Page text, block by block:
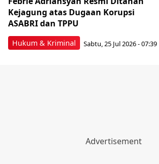
Hukum & Kriminal
Kejagung atas Dugaan Korupsi
ASABRI dan TPPU
Sabtu, 25 Jul 2026 - 07:39